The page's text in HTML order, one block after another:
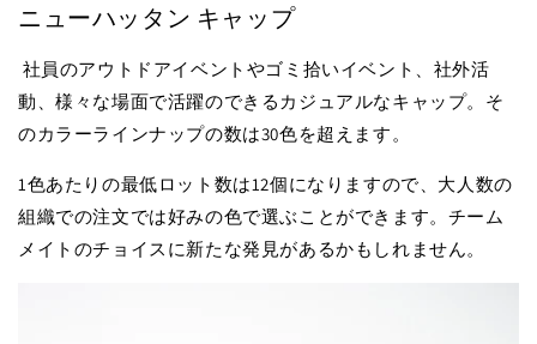
ニューハッタン キャップ
社員のアウトドアイベントやゴミ拾いイベント、社外活
動、様々な場面で活躍のできるカジュアルなキャップ。そ
のカラーラインナップの数は30色を超えます。
1色あたりの最低ロット数は12個になりますので、大人数の
組織での注文では好みの色で選ぶことができます。チーム
メイトのチョイスに新たな発見があるかもしれません。